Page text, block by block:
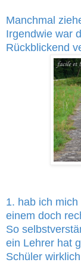
Manchmal
Irgendwie war
Rückblickend
1. hab ich
einem doch
So
ein Lehrer hat
Schüler